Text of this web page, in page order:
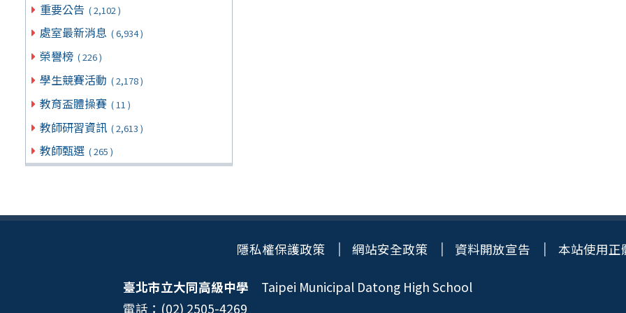
重要公告 ( 2,102 )
處室最新消息 ( 6,934 )
榮譽榜 ( 226 )
學生競賽活動 ( 2,178 )
教育盃體操賽 ( 11 )
教師研習資訊 ( 2,613 )
教師甄選 ( 265 )
隱私權保護政策 網站安全政策 資料開放宣告 本站使用正
臺北市立大同高級中學 Taipei Municipal Datong High School
電話：(02) 2505-4269